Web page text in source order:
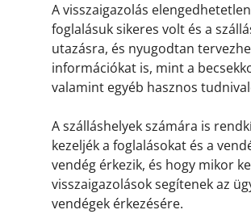
A visszaigazolás
foglalásuk sikeres volt és a
utazásra, és nyugodtan
információkat is, mint a
valamint egyéb hasznos
A szálláshelyek számára is
kezeljék a foglalásokat és a
vendég érkezik, és hogy mikor
visszaigazolások segítenek az
vendégek érkezésére.